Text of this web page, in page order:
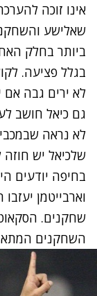
אינו זוכה
שאלישע
ביותר בחלק
בגלל פציעה.
לא ירים גבה אם
גם כיאל חושב
לא נראה
שלכיאל יש חוזה
בחיפה יודעים
וארבייטמן
שחקנים.
השחקנים